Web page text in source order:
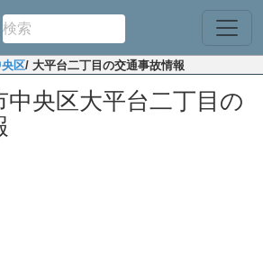
区/ 大平台二丁目の交通事故情報
中央区大平台二丁目の